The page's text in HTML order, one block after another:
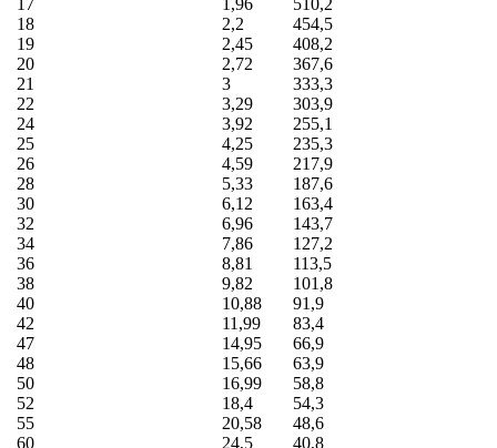
17
1,96
510,2
18
2,2
454,5
19
2,45
408,2
20
2,72
367,6
21
3
333,3
22
3,29
303,9
24
3,92
255,1
25
4,25
235,3
26
4,59
217,9
28
5,33
187,6
30
6,12
163,4
32
6,96
143,7
34
7,86
127,2
36
8,81
113,5
38
9,82
101,8
40
10,88
91,9
42
11,99
83,4
47
14,95
66,9
48
15,66
63,9
50
16,99
58,8
52
18,4
54,3
55
20,58
48,6
60
24,5 40,8